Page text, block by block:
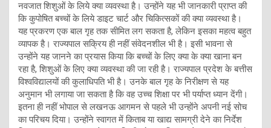
नवजात शिशुओं के लिये क्या व्यवस्था है। उन्होंने यह भी जानकारी प्राप्त की
कि कुपोषित बच्चों के लिये डाइट चार्ट और चिकित्सकों की क्या व्यवस्था है।
यह प्रकरण एक बाल गृह तक सीमित लग सकता है, लेकिन इसका महत्व बहुत
व्यापक है। राज्यपाल सक्रिय ही नहीं संवेदनशील भी है। इसी भावना से
उन्होंने यह जानने का प्रयास किया कि बच्चों के लिए क्या के क्या खाना बन
रहा है, शिशुओं के लिए क्या व्यवस्था की जा रही है। राज्यपाल प्रदेश के बत्तीस
विश्वविद्यालयों की कुलाधिपति भी है। उनके बाल गृह के निरीक्षण से यह
अनुमान भी लगाया जा सकता है कि वह उच्च शिक्षा पर भी पर्याप्त ध्यान देंगी।
इतना ही नहीं भोपाल से लखनऊ आगमन से पहले भी उन्होंने अपनी नई सोच
का परिचय दिया। उन्होंने स्वागत में किताब या खाद्य सामग्री देने का निर्देश